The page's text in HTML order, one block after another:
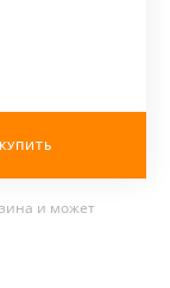
КУПИТЬ
и может